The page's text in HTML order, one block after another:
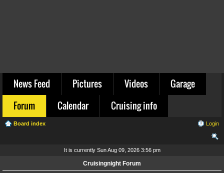
News Feed Pictures Videos
Garage
Forum
Calendar Cruising info
Board index Login
It is currently Sun Aug 09, 2026 3:56 pm
Cruisingnight Forum